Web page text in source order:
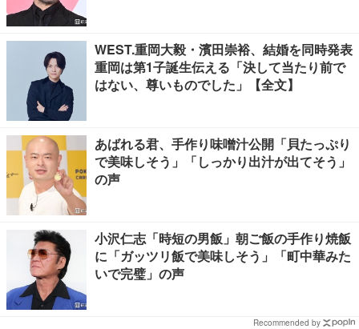
WEST.重岡大毅・濱田崇裕、結婚を同時発表
重岡は第1子誕生伝える「決して当たり前で
はない、尊いものでした」【全文】
あばれる君、手作り味噌汁公開「貝たっぷり
で美味しそう」「しっかり出汁が出てそう」
の声
小沢仁志「時短の男飯」朝ご飯の手作り焼飯
に「ガッツリ飯で美味しそう」「町中華みた
いで完璧」の声
Recommended by